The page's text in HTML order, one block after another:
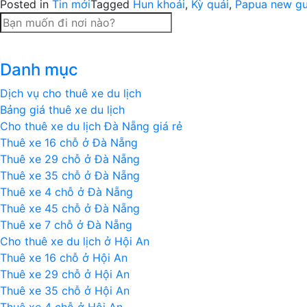
Posted in Tin mớiTagged Hun khoái, Kỳ quái, Papua new
Danh mục
Dịch vụ cho thuê xe du lịch
Bảng giá thuê xe du lịch
Cho thuê xe du lịch Đà Nẵng giá rẻ
Thuê xe 16 chỗ ở Đà Nẵng
Thuê xe 29 chỗ ở Đà Nẵng
Thuê xe 35 chỗ ở Đà Nẵng
Thuê xe 4 chỗ ở Đà Nẵng
Thuê xe 45 chỗ ở Đà Nẵng
Thuê xe 7 chỗ ở Đà Nẵng
Cho thuê xe du lịch ở Hội An
Thuê xe 16 chỗ ở Hội An
Thuê xe 29 chỗ ở Hội An
Thuê xe 35 chỗ ở Hội An